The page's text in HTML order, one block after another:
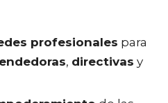
profesionales para
, directivas y